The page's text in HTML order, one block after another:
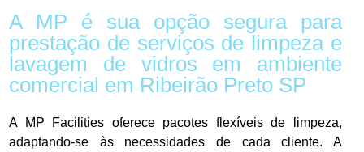
A MP é sua opção segura para
prestação de serviços de limpeza e
lavagem de vidros em ambiente
comercial em Ribeirão Preto SP
A MP Facilities oferece pacotes flexíveis de limpeza,
adaptando-se às necessidades de cada cliente. A